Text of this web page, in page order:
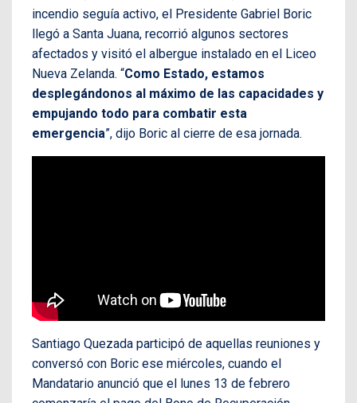
incendio seguía activo, el Presidente Gabriel Boric
llegó a Santa Juana, recorrió algunos sectores
afectados y visitó el albergue instalado en el Liceo
Nueva Zelanda. “Como Estado, estamos
desplegándonos al máximo de las capacidades y
empujando todo para combatir esta
emergencia”, dijo Boric al cierre de esa jornada.
Santiago Quezada participó de aquellas reuniones y
conversó con Boric ese miércoles, cuando el
Mandatario anunció que el lunes 13 de febrero